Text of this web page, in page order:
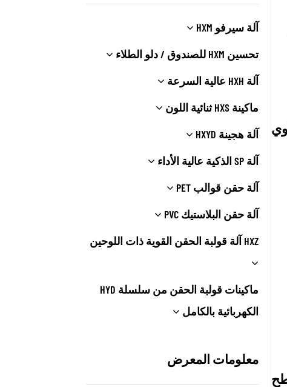
آلة سيرفو HXM
تحسين HXM للصندوق / دلو الطلاء
آلة HXH عالية السرعة
ماكينة HXS ثنائية اللون
آلة هجينة HXYD
آلة SP الذكية عالية الأداء
آلة حقن قوالب PET
آلة حقن البلاستيك PVC
HXZ آلة قولبة الحقن القوية ذات اللوحين
ماكينات قولبة الحقن من سلسلة HYD
الكهربائية بالكامل
معلومات المعرض